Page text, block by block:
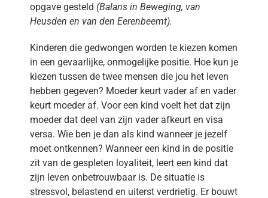
opgave gesteld (Balans in Beweging, van
Heusden en van den Eerenbeemt).
Kinderen die gedwongen worden te kiezen komen
in een gevaarlijke, onmogelijke positie. Hoe kun je
kiezen tussen de twee mensen die jou het leven
hebben gegeven? Moeder keurt vader af en vader
keurt moeder af. Voor een kind voelt het dat zijn
moeder dat deel van zijn vader afkeurt en visa
versa. Wie ben je dan als kind wanneer je jezelf
moet ontkennen? Wanneer een kind in de positie
zit van de gespleten loyaliteit, leert een kind dat
zijn leven onbetrouwbaar is. De situatie is
stressvol, belastend en uiterst verdrietig. Er bouwt